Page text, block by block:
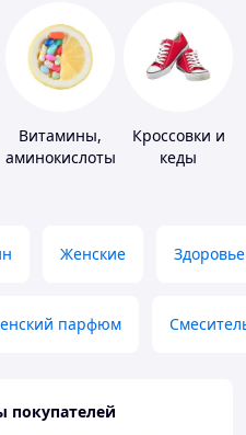
Витамины,
аминокислоты
Кроссовки и
кеды
Женские Здоровье
парфюм